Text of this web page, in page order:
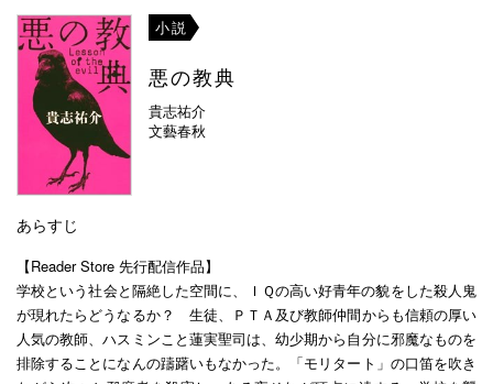
小説
悪の教典
貴志祐介
文藝春秋
あらすじ
【Reader Store 先行配信作品】
学校という社会と隔絶した空間に、ＩＱの高い好青年の貌をした殺人鬼
が現れたらどうなるか？ 生徒、ＰＴＡ及び教師仲間からも信頼の厚い
人気の教師、ハスミンこと蓮実聖司は、幼少期から自分に邪魔なものを
排除することになんの躊躇いもなかった。「モリタート」の口笛を吹き